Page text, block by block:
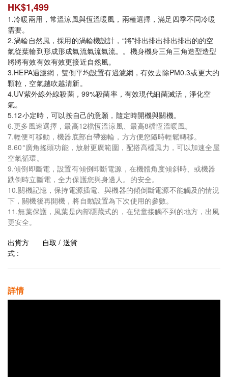
HK$1,499
1.冷暖兩用，常溫涼風與恆溫暖風，兩種選擇，滿足四季不同冷暖
需要。
2.渦輪自然風，採用的渦輪機設計，“將”排出排出排出排出的的空
氣從葉輪到形成形成氣流氣流氣流。。機身機身三角三角造型造型
將將有效有效有效更接近自然風。
3.HEPA過濾網，雙側平均設置有過濾網，有效去除PM0.3或更大的
顆粒，空氣越吹越清新。
4.UV紫外線外線殺菌，99%殺菌率，有效現代細菌滅活，淨化空
氣。
5.12小定時，可以按自己的意願，隨定時開機與關機。
6.更多風速選擇，最高12檔恆溫涼風、最高8檔恆溫暖風。
7.輕便可移動，機器底部自帶齒輪，方方便您隨時輕鬆轉移。
8.60°廣角搖頭功能，放射更廣範圍，配搭高檔風力，可以加速全屋
空氣循環。
9.傾倒即斷電，設置有傾倒即斷電源，在機體角度傾斜時、或機器
跌倒時立斷電，全力保護您與身邊人。的安全。
10.關機記憶，保持電源插電、與機器的傾倒斷電源不能觸及的情況
下，關機後再開機，將自動設置為下次使用的參數。
11.無葉保護，風葉是內部隱藏式的，在兒童接觸不到的地方，出風
更安全。
出貨方
式 :
自取 / 送貨
詳情